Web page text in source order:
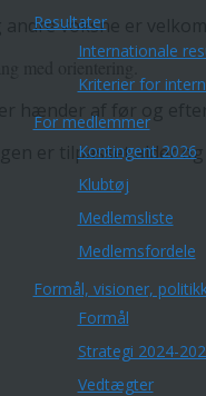
Resultater
Internationale
Kriterier for
For medlemmer
Kontingent 2026
Klubtøj
Medlemsliste
Medlemsfordele
Formål, visioner,
Formål
Strategi 2024-
Vedtægter
voksne er
hænder af før og
er tilpasset alder og